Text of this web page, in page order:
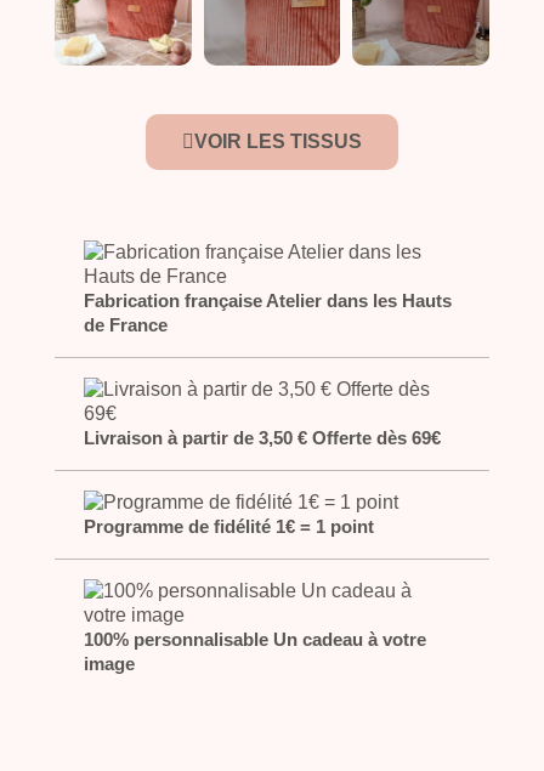
VOIR LES TISSUS
Fabrication française Atelier dans les Hauts
de France
Livraison à partir de 3,50 € Offerte dès 69€
Programme de fidélité 1€ = 1 point
100% personnalisable Un cadeau à votre
image